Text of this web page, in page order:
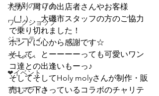
犬種別のオフ会
ワークショップ
ジョーティ
ラーメン
❤イベント
アロマライト
たが、周りの出店者さんやお客様
（！）、大磯市スタッフの方のご協力
で乗り切れました！
ホントに心から感謝です☆
そして、とーーーーっても可愛いワン
コ達との出逢いもーっ♪
そしてそしてHoly molyさんが制作・販
売して下さっているコラボのチャリテ